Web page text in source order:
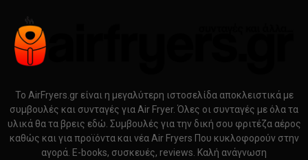
Το AirFryers.gr είναι η μεγαλύτερη ιστοσελίδα αποκλειστικά με
συμβουλές και συνταγές για Air Fryer. Όλες οι συνταγές με όλα τα
υλικά θα τα βρεις εδώ. Συμβουλές για την δική σου φριτέζα αέρος
καθώς και για προϊόντα και νέα Air Fryers Που κυκλοφορούν στην
αγορά. E-books, συσκευές, reviews. Καλή ανάγνωση